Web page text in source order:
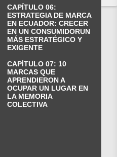
CAPÍTULO 06:
ESTRATEGIA DE MARCA
EN ECUADOR: CRECER
EN UN CONSUMIDORUN
MÁS ESTRATÉGICO Y
EXIGENTE
CAPÍTULO 07: 10
MARCAS QUE
APRENDIERON A
OCUPAR UN LUGAR EN
LA MEMORIA
COLECTIVA